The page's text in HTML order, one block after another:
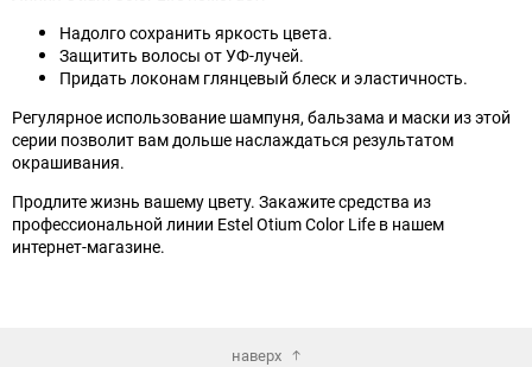
Надолго сохранить яркость цвета.
Защитить волосы от УФ-лучей.
Придать локонам глянцевый блеск и эластичность.
Регулярное использование шампуня, бальзама и маски из этой
серии позволит вам дольше наслаждаться результатом
окрашивания.
Продлите жизнь вашему цвету. Закажите средства из
профессиональной линии Estel Otium Color Life в нашем
интернет-магазине.
наверх